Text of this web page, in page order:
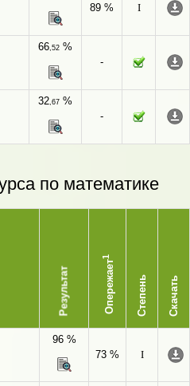
89 %
I
66,52 %
-
32,67 %
-
по математике
Результат Опережает
1
Степень Скачать
96 %
73 %
I